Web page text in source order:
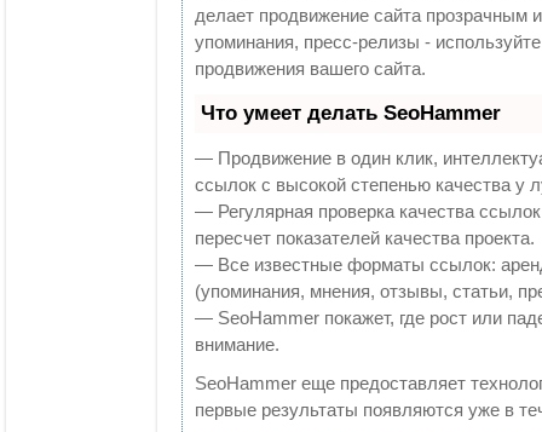
делает продвижение сайта прозрачным
упоминания, пресс-релизы -
продвижения вашего сайта.
Что умеет делать SeoHammer
— Продвижение в один клик,
ссылок с высокой степенью качества у
— Регулярная проверка качества
пересчет показателей качества проекта.
— Все известные форматы ссылок:
(упоминания, мнения, отзывы, статьи,
— SeoHammer покажет, где рост или
внимание.
SeoHammer еще предоставляет
первые результаты появляются уже в